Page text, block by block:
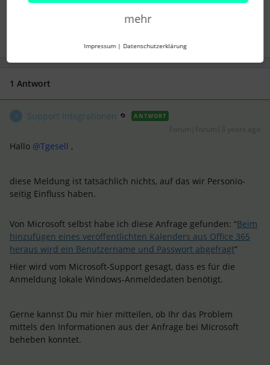
kalender kalenderintegration Outlook
1 Antwort
Support Integrationen ANTWORT
Hallo @Tgesell ,
diese Meldung ist tatsächlich nichts, auf das wir Personio-
seitig Einfluss haben.
Von Microsoft selbst habe ich diese Anfrage gefunden: “Beim
hinzufügen eines veröffentlichten Kalenders aus Office 365
heraus wird ein Benutzername und Passwort abgefragt”
Hier wird vom Microsoft-Support gesagt, dass es für die
Anmeldung lokale Windows-Anmeldedaten benötigt.
Gerne kannst Du mir hier mitteilen, ob Ihr das Problem
mittels den Informationen aus der Anfrage bei Microsoft
beheben konntet.
mehr
Impressum | Datenschutzerklärung